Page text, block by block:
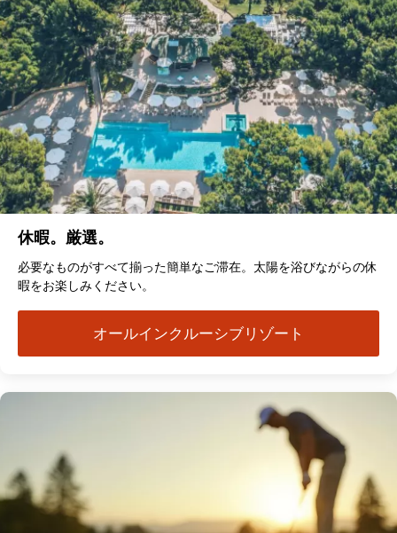
休暇。厳選。
必要なものがすべて揃った簡単なご滞在。太陽を浴びながらの休
暇をお楽しみください。
オールインクルーシブリゾート